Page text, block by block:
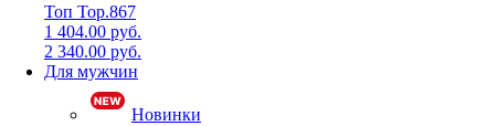
Топ Top.867
1 404.00 руб.
2 340.00 руб.
Для мужчин
Новинки